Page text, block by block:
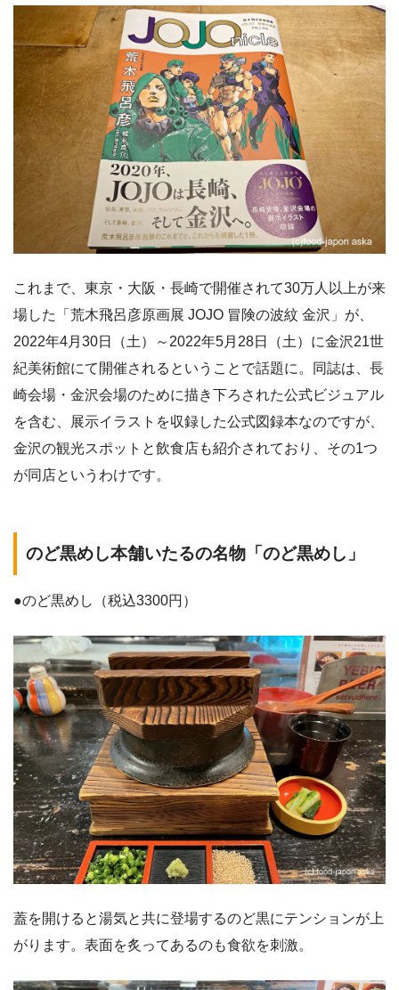
これまで、東京・大阪・長崎で開催されて30万人以上が来
場した「荒木飛呂彦原画展 JOJO 冒険の波紋 金沢」が、
2022年4月30日（土）～2022年5月28日（土）に金沢21世
紀美術館にて開催されるということで話題に。同誌は、長
崎会場・金沢会場のために描き下ろされた公式ビジュアル
を含む、展示イラストを収録した公式図録本なのですが、
金沢の観光スポットと飲食店も紹介されており、その1つ
が同店というわけです。
のど黒めし本舗いたるの名物「のど黒めし」
●のど黒めし（税込3300円）
蓋を開けると湯気と共に登場するのど黒にテンションが上
がります。表面を炙ってあるのも食欲を刺激。